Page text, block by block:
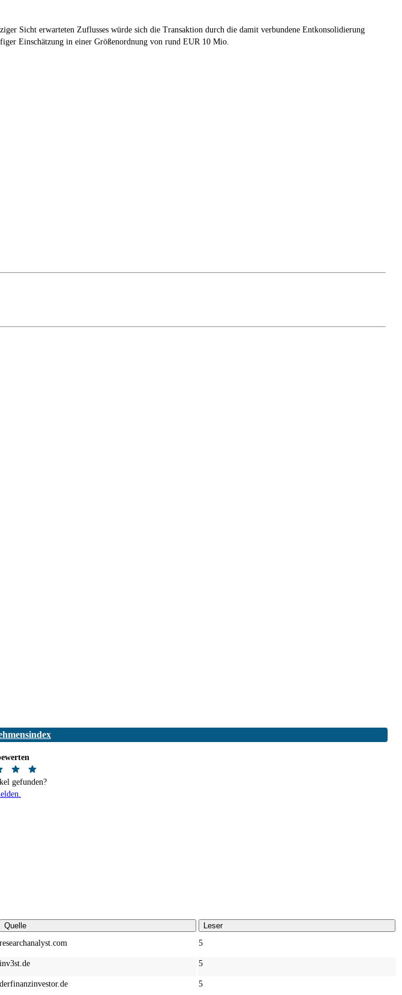
Sicht erwarteten Zuflusses würde sich die Transaktion durch die damit verbundene Entkonsolidierung
Einschätzung in einer Größenordnung von rund EUR 10 Mio.
gefunden?
Quelle
Leser
researchanalyst.com 5
inv3st.de 5
derfinanzinvestor.de 5